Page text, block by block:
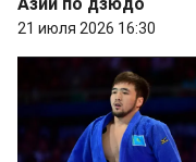
21 июля 2026 16:30